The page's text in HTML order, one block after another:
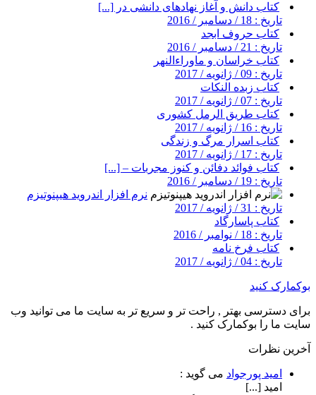
کتاب دانش و آغاز نهادهای دانشی در [...]
تاریخ : 18 / دسامبر / 2016
کتاب حروف ابجد
تاریخ : 21 / دسامبر / 2016
کتاب خراسان و ماوراءالنهر
تاریخ : 09 / ژانویه / 2017
کتاب زبده النکات
تاریخ : 07 / ژانویه / 2017
کتاب طریق الرمل کشوری
تاریخ : 16 / ژانویه / 2017
کتاب اسرار مرگ و زندگی
تاریخ : 17 / ژانویه / 2017
کتاب فوائد دفائن و کنوز مجربات – [...]
تاریخ : 19 / دسامبر / 2016
نرم افزار اندروید هیپنوتیزم
تاریخ : 31 / ژانویه / 2017
کتاب پاسارگاد
تاریخ : 18 / نوامبر / 2016
کتاب فرخ نامه
تاریخ : 04 / ژانویه / 2017
بوکمارک کنید
برای دسترسی بهتر , راحت تر و سریع تر به سایت ما می توانید وب
سایت ما را بوکمارک کنید .
آخرین نظرات
امید پورجواد می گوید :
امید [...]